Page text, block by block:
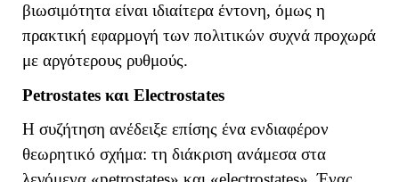
βιωσιμότητα είναι ιδιαίτερα έντονη, όμως η
πρακτική εφαρμογή των πολιτικών συχνά προχωρά
με αργότερους ρυθμούς.
Petrostates και Electrostates
Η συζήτηση ανέδειξε επίσης ένα ενδιαφέρον
θεωρητικό σχήμα: τη διάκριση ανάμεσα στα